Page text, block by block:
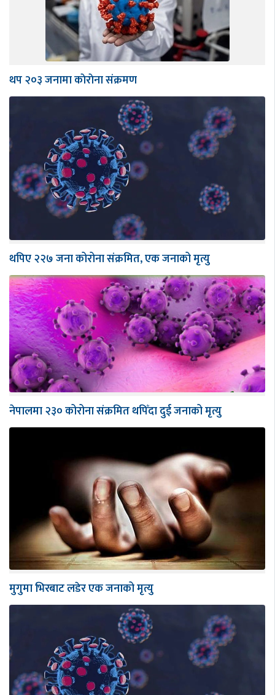
थप २०३ जनामा काेराेना संक्रमण
थपिए २२७ जना कोरोना संक्रमित, एक जनाको मृत्यु
नेपालमा २३० कोरोना संक्रमित थपिँदा दुई जनाको मृत्यु
मुगुमा भिरबाट लडेर एक जनाको मृत्यु